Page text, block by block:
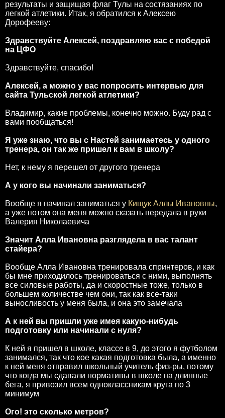
результаты и защищая флаг Тулы на состязаниях по
легкой атлетики. Итак, я обратился к Алексею
Дорофееву:
Здравствуйте Алексей, поздравляю вас с победой
на ЦФО
Здравствуйте, спасибо!
Алексей, а можно у вас попросить интервью для
сайта Тульской легкой атлетики?
Владимир, какие проблемы, конечно можно. Буду рад с
вами пообщаться!
Я уже знаю, что вы с Настей занимаетесь у одного
тренера, он так же пришел к вам в школу?
Нет, к нему я перешел от другого тренера
А у кого вы начинали заниматься?
Вообще я начинал заниматься у Кищук Аллы Ивановны,
а уже потом она меня можно сказать передала в руки
Валерия Николаевича
Значит Алла Ивановна разглядела в вас талант
стайера?
Вообще Алла Ивановна тренировала спринтеров, и как
бы мне приходилось тренироваться с ними, выполнять
все силовые работы, да и скоростные тоже, только в
большем количестве чем они, так как все-таки
выносливость у меня была, и она это замечала
А к ней вы пришли уже имея какую-нибудь
подготовку или начинали с нуля?
К ней я пришел в школе, классе в 9, до этого я футболом
занимался, так что кое какая подготовка была, а именно
к ней меня отправил школьный учитель физ-ры, потому
что когда мы сдавали нормативы в школе на длинные
бега, я привозил всем одноклассникам круга по 3
минимум
Ого! это сколько метров?